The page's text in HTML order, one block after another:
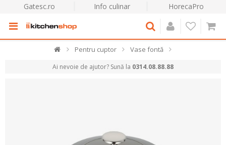
Gatesc.ro Info culinar HorecaPro
Pentru cuptor Vase fontă
Ai nevoie de ajutor? Sună la 0314.08.88.88